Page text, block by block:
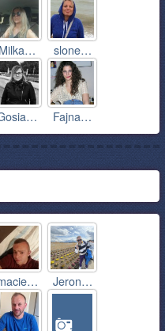
Milka… slone…
Fajna…
Jeron…